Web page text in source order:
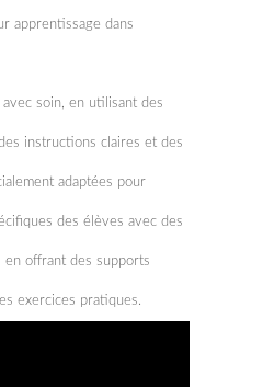
apprentissage dans
soin, en utilisant des
instructions claires et des
adaptées pour
des élèves avec des
en offrant des supports
exercices pratiques.